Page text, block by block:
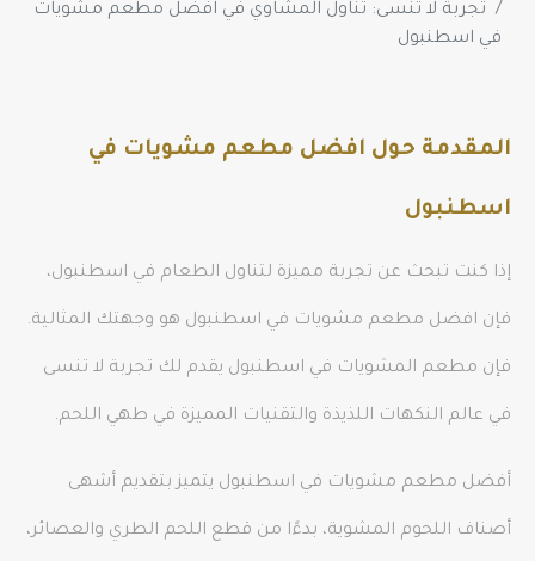
تجربة لا تُنسى: تناول المشاوي في افضل مطعم مشويات
في اسطنبول
المقدمة حول افضل مطعم مشويات في
اسطنبول
إذا كنت تبحث عن تجربة مميزة لتناول الطعام في اسطنبول،
فإن افضل مطعم مشويات في اسطنبول هو وجهتك المثالية.
فإن مطعم المشويات في اسطنبول يقدم لك تجربة لا تنسى
في عالم النكهات اللذيذة والتقنيات المميزة في طهي اللحم.
أفضل مطعم مشويات في اسطنبول يتميز بتقديم أشهى
أصناف اللحوم المشوية، بدءًا من قطع اللحم الطري والعصائر،